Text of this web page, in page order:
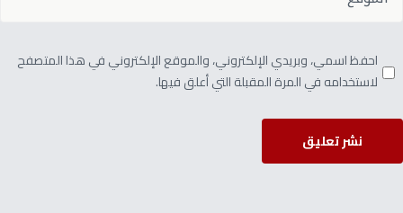
احفظ اسمي، وبريدي الإلكتروني، والموقع الإلكتروني في هذا المتصفح
لاستخدامه في المرة المقبلة التي أعلق فيها.
نشر تعليق